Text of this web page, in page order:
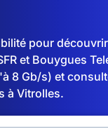
pour
et Bouygues
8 Gb/s) et
à Vitrolles.